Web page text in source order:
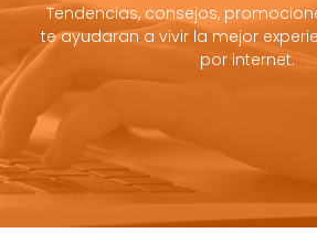
Tendencias, consejos,
te ayudaran a vivir la mejor
por internet.